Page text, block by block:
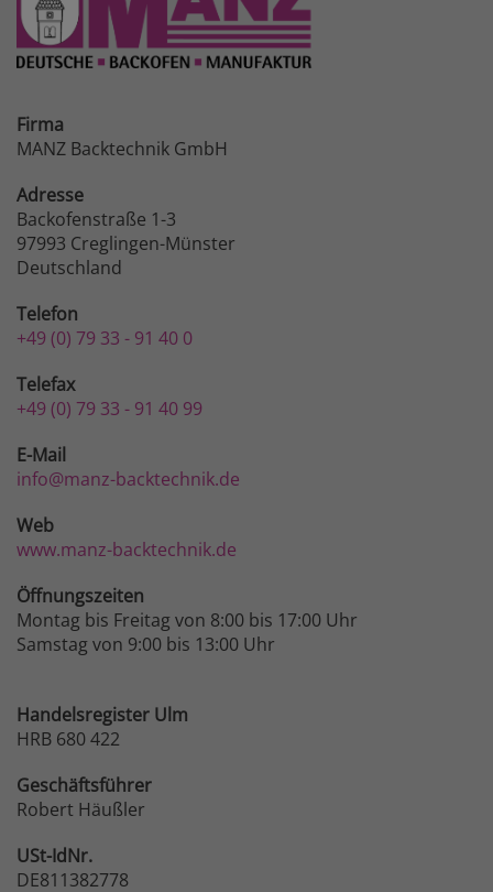
Firma
MANZ Backtechnik GmbH
Adresse
Backofenstraße 1-3
97993 Creglingen-Münster
Deutschland
Telefon
+49 (0) 79 33 - 91 40 0
Telefax
+49 (0) 79 33 - 91 40 99
E-Mail
info@manz-backtechnik.de
Web
www.manz-backtechnik.de
Öffnungszeiten
Montag bis Freitag von 8:00 bis 17:00 Uhr
Samstag von 9:00 bis 13:00 Uhr
Handelsregister Ulm
HRB 680 422
Geschäftsführer
Robert Häußler
USt-IdNr.
DE811382778